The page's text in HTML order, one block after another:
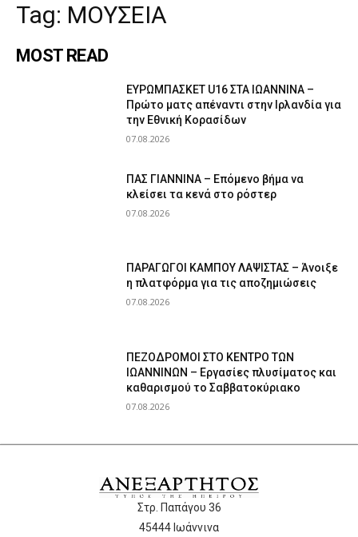
Tag: ΜΟΥΣΕΙΑ
MOST READ
ΕΥΡΩΜΠΑΣΚΕΤ U16 ΣΤΑ ΙΩΑΝΝΙΝΑ –
Πρώτο ματς απέναντι στην Ιρλανδία για
την Εθνική Κορασίδων
07.08.2026
ΠΑΣ ΓΙΑΝΝΙΝΑ – Επόμενο βήμα να
κλείσει τα κενά στο ρόστερ
07.08.2026
ΠΑΡΑΓΩΓΟΙ ΚΑΜΠΟΥ ΛΑΨΙΣΤΑΣ – Άνοιξε
η πλατφόρμα για τις αποζημιώσεις
07.08.2026
ΠΕΖΟΔΡΟΜΟΙ ΣΤΟ ΚΕΝΤΡΟ ΤΩΝ
ΙΩΑΝΝΙΝΩΝ – Εργασίες πλυσίματος και
καθαρισμού το Σαββατοκύριακο
07.08.2026
Στρ. Παπάγου 36
45444 Ιωάννινα